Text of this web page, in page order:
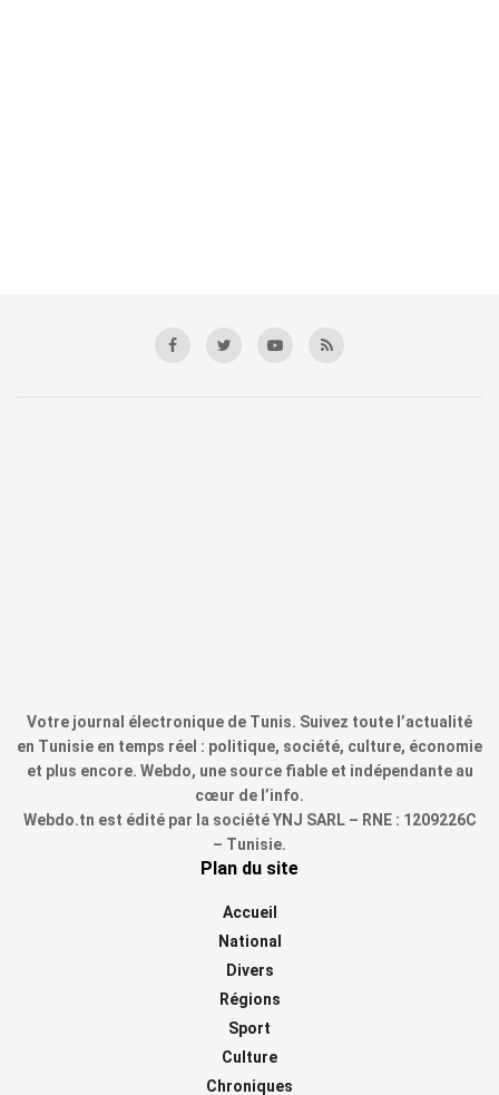
Votre journal électronique de Tunis. Suivez toute l’actualité
en Tunisie en temps réel : politique, société, culture, économie
et plus encore. Webdo, une source fiable et indépendante au
cœur de l’info.
Webdo.tn est édité par la société YNJ SARL – RNE : 1209226C
– Tunisie.
Plan du site
Accueil
National
Divers
Régions
Sport
Culture
Chroniques